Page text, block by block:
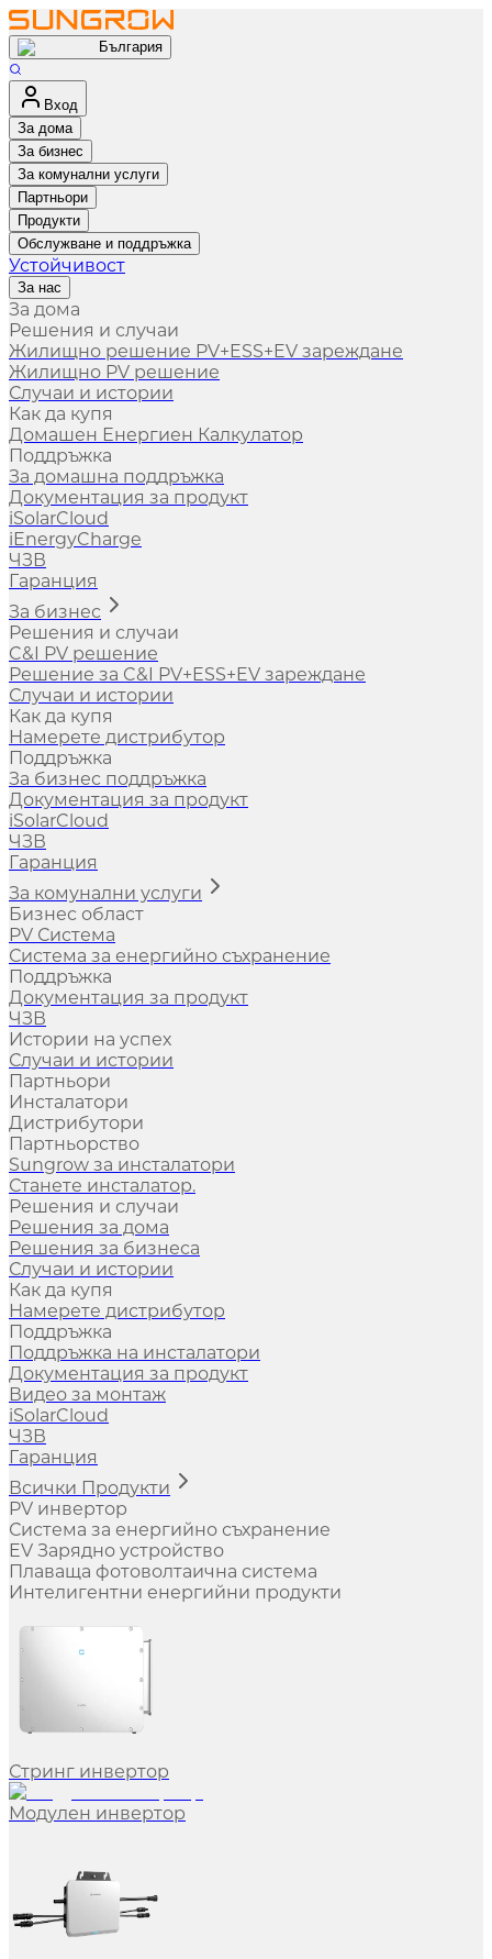
България
Вход
За дома
За бизнес
За комунални услуги
Партньори
Продукти
Обслужване и поддръжка
Устойчивост
За нас
За дома
Решения и случаи
Жилищно решение PV+ESS+EV зареждане
Жилищно PV решение
Случаи и истории
Как да купя
Домашен Енергиен Калкулатор
Поддръжка
За домашна поддръжка
Документация за продукт
iSolarCloud
iEnergyCharge
ЧЗВ
Гаранция
За бизнес
Решения и случаи
C&I PV решение
Решение за C&I PV+ESS+EV зареждане
Случаи и истории
Как да купя
Намерете дистрибутор
Поддръжка
За бизнес поддръжка
Документация за продукт
iSolarCloud
ЧЗВ
Гаранция
За комунални услуги
Бизнес област
PV Система
Система за енергийно съхранение
Поддръжка
Документация за продукт
ЧЗВ
Истории на успех
Случаи и истории
Партньори
Инсталатори
Дистрибутори
Партньорство
Sungrow за инсталатори
Станете инсталатор.
Решения и случаи
Решения за дома
Решения за бизнеса
Случаи и истории
Как да купя
Намерете дистрибутор
Поддръжка
Поддръжка на инсталатори
Документация за продукт
Видео за монтаж
iSolarCloud
ЧЗВ
Гаранция
Всички Продукти
PV инвертор
Система за енергийно съхранение
EV Зарядно устройство
Плаваща фотоволтаична система
Интелигентни енергийни продукти
Стринг инвертор
Модулен инвертор